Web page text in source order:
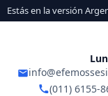
Estás en la versión
(011) 6155-